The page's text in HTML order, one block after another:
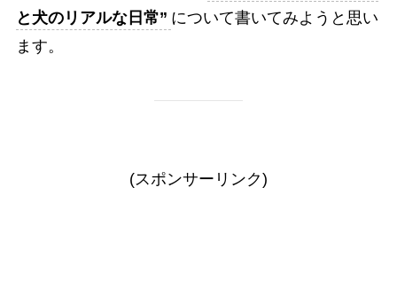
と犬のリアルな日常” について書いてみようと思い
ます。
(スポンサーリンク)